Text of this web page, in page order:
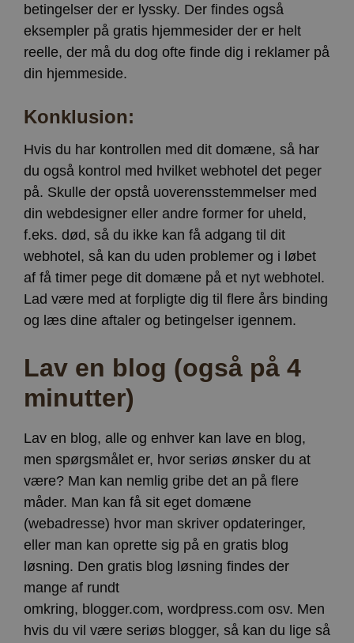
betingelser der er lyssky. Der findes også
eksempler på gratis hjemmesider der er helt
reelle, der må du dog ofte finde dig i reklamer på
din hjemmeside.
Konklusion:
Hvis du har kontrollen med dit domæne, så har
du også kontrol med hvilket webhotel det peger
på. Skulle der opstå uoverensstemmelser med
din webdesigner eller andre former for uheld,
f.eks. død, så du ikke kan få adgang til dit
webhotel, så kan du uden problemer og i løbet
af få timer pege dit domæne på et nyt webhotel.
Lad være med at forpligte dig til flere års binding
og læs dine aftaler og betingelser igennem.
Lav en blog (også på 4
minutter)
Lav en blog, alle og enhver kan lave en blog,
men spørgsmålet er, hvor seriøs ønsker du at
være? Man kan nemlig gribe det an på flere
måder. Man kan få sit eget domæne
(webadresse) hvor man skriver opdateringer,
eller man kan oprette sig på en gratis blog
løsning. Den gratis blog løsning findes der
mange af rundt
omkring, blogger.com, wordpress.com osv. Men
hvis du vil være seriøs blogger, så kan du lige så